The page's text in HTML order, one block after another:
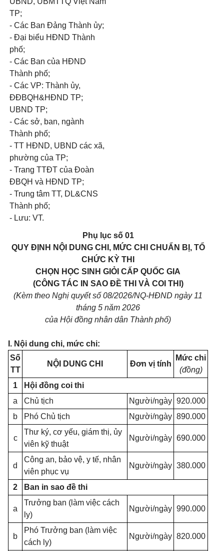
TP;
- Các Ban Đảng Thành ủy;
- Đại biểu HĐND Thành
phố;
- Các Ban của HĐND
Thành phố;
- Các VP: Thành ủy,
ĐĐBQH&HĐND TP;
UBND TP;
- Các sở, ban, ngành
Thành phố;
- TT HĐND, UBND các xã,
phường của TP;
- Trang TTĐT của Đoàn
ĐBQH và HĐND TP;
- Trung tâm TT, DL&CNS
Thành phố;
- Lưu: VT.
Phụ lục số 01
QUY ĐỊNH NỘI DUNG CHI, MỨC CHI CHUẨN BỊ, TỔ
CHỨC KỲ THI
CHỌN HỌC SINH GIỎI CẤP QUỐC GIA
(CÔNG TÁC IN SAO ĐỀ THI VÀ COI THI)
(Kèm theo Nghị quyết số 08/2026/NQ-HĐND ngày 11
tháng 5 năm 2026
của Hội đồng nhân dân Thành phố)
I. Nội dung chi, mức chi:
Số
TT
NỘI DUNG CHI Đơn vị tính
Mức chi
(đồng)
1
Hội đồng coi thi
a
Chủ tịch Người/ngày 920.000
b
Phó Chủ tịch Người/ngày 890.000
c
Thư ký, cơ yếu, giám thị, ủy
viên kỹ thuật
Người/ngày 690.000
d
Công an, bảo vệ, y tế, nhân
viên phục vụ
Người/ngày 380.000
2 Ban in sao đề thi
a
Trưởng ban (làm việc cách
ly)
Người/ngày 990.000
b
Phó Trưởng ban (làm việc
cách ly)
Người/ngày 820.000